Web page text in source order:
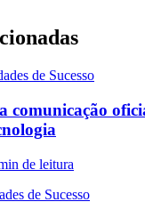
de Sucesso
comunicação
de leitura
de Sucesso